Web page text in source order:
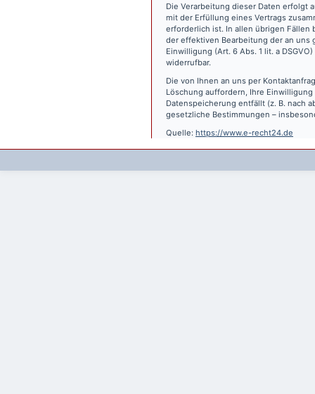
Die Verarbeitung dieser Daten erfolgt
mit der Erfüllung eines Vertrags
erforderlich ist. In allen übrigen Fällen
der effektiven Bearbeitung der an uns
Einwilligung (Art. 6 Abs. 1 lit. a
widerrufbar.
Die von Ihnen an uns per
Löschung auffordern, Ihre
Datenspeicherung entfällt (z. B. nach
gesetzliche Bestimmungen –
Quelle: https://www.e-recht24.de